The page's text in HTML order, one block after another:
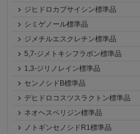
ジヒドロカプサイシン標準品
シミゲノール標準品
ジメチルエスクレチン標準品
5,7-ジメトキシフラボン標準品
1,3-ジリノレイン標準品
センノシドB標準品
デヒドロコスツスラクトン標準品
ネオヘスペリジン標準品
ノトギンセノシドR1標準品